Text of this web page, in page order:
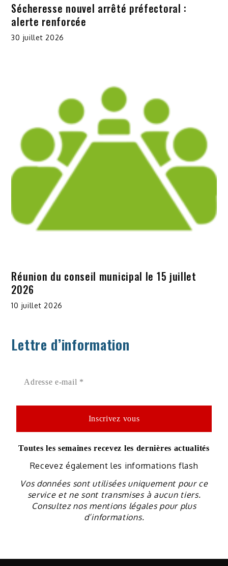
Sécheresse nouvel arrêté préfectoral :
alerte renforcée
30 juillet 2026
Réunion du conseil municipal le 15 juillet
2026
10 juillet 2026
Lettre d’information
Toutes les semaines recevez les dernières actualités
Recevez également les informations flash
Vos données sont utilisées uniquement pour ce
service et ne sont transmises à aucun tiers.
Consultez nos mentions légales pour plus
d’informations.